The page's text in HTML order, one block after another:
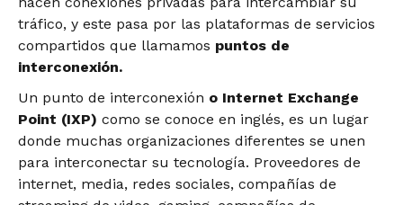
tráfico, y este pasa por las plataformas de servicios
compartidos que llamamos puntos de
interconexión.
Un punto de interconexión o Internet Exchange
Point (IXP) como se conoce en inglés, es un lugar
donde muchas organizaciones diferentes se unen
para interconectar su tecnología. Proveedores de
internet, media, redes sociales, compañías de